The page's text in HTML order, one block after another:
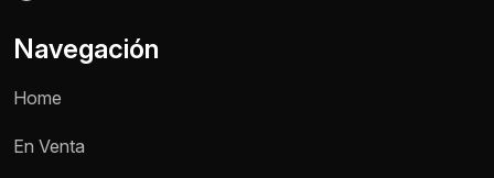
Nombre *
Navegación
Home
En Venta